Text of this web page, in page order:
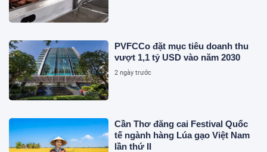
PVFCCo đặt mục tiêu doanh thu
vượt 1,1 tỷ USD vào năm 2030
2 ngày trước
Cần Thơ đăng cai Festival Quốc
tế ngành hàng Lúa gạo Việt Nam
lần thứ II